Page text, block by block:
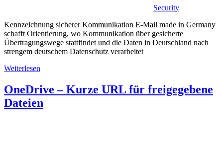
Security
Kennzeichnung sicherer Kommunikation E-Mail made in Germany
schafft Orientierung, wo Kommunikation über gesicherte
Übertragungswege stattfindet und die Daten in Deutschland nach
strengem deutschem Datenschutz verarbeitet
Weiterlesen
OneDrive – Kurze URL für freigegebene
Dateien